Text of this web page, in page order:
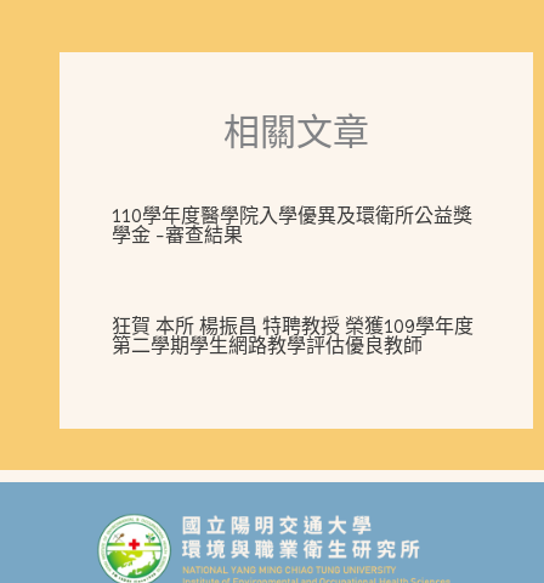
相關文章
110學年度醫學院入學優異及環衛所公益獎
學金 -審查結果
狂賀 本所 楊振昌 特聘教授 榮獲109學年度
第二學期學生網路教學評估優良教師